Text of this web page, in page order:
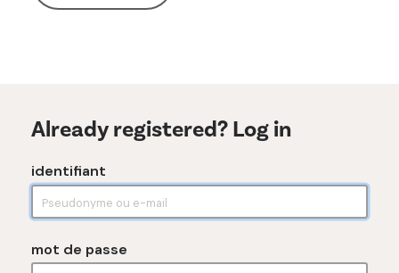
Already registered? Log in
identifiant
mot de passe